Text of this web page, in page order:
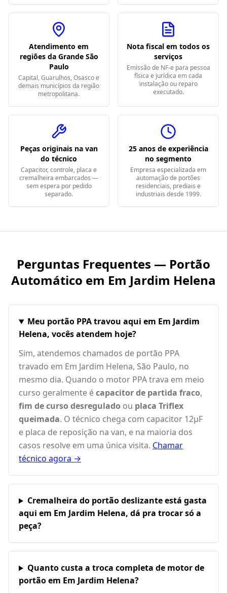
Atendimento em
regiões da Grande São
Paulo
Capital, Guarulhos, Osasco e
demais municípios da região
metropolitana.
Nota fiscal em todos os
serviços
Emissão de NF-e para pessoa
física e jurídica em cada
instalação ou reparo
executado.
Peças originais na van
do técnico
Capacitor, controle, placa e
cremalheira embarcados —
sem espera por pedido
separado.
25 anos de experiência
no segmento
Empresa especializada em
automação de portões
residenciais, prediais e
industriais desde 1999.
Perguntas Frequentes — Portão
Automático em Em Jardim Helena
Meu portão PPA travou aqui em Em Jardim
Helena, vocês atendem hoje?
Sim, atendemos chamados de portão PPA
travado em Em Jardim Helena, São Paulo, no
mesmo dia. Quando o motor PPA trava em meio
curso geralmente écapacitor de partida fraco,
fim de curso desregulado ou placa Triflex
queimada. O técnico chega com capacitor 12µF
e placa de reposição na van, e na maioria dos
casos resolve em uma única visita. Chamar
técnico agora →
Cremalheira do portão deslizante está gasta
aqui em Em Jardim Helena, dá pra trocar só a
peça?
Quanto custa a troca completa de motor de
portão em Em Jardim Helena?